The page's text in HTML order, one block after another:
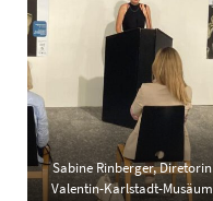
Sabine Rinberger, Diretorin
Valentin-Karlstadt-Musäum